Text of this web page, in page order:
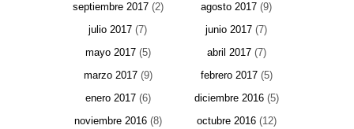
septiembre 2017(2) agosto 2017 (9)
julio 2017 (7) junio 2017 (7)
mayo 2017(5) abril 2017(7)
marzo 2017(9) febrero 2017(5)
enero 2017(6) diciembre 2016(5)
noviembre 2016(8) octubre 2016(12)